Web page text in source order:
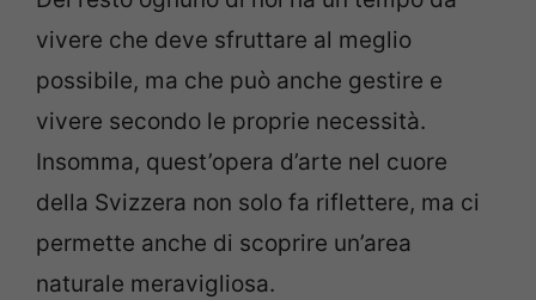
vivere che deve sfruttare al meglio
possibile, ma che può anche gestire e
vivere secondo le proprie necessità.
Insomma, quest’opera d’arte nel cuore
della Svizzera non solo fa riflettere, ma ci
permette anche di scoprire un’area
naturale meravigliosa.